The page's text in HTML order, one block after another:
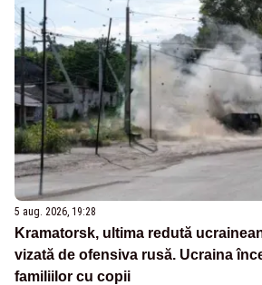
5 aug. 2026, 19:28
Kramatorsk, ultima redută
vizată de ofensiva rusă. Ucraina
familiilor cu copii